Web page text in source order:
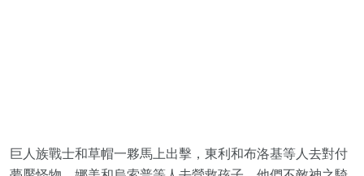
巨人族戰士和草帽一夥馬上出擊，東利和布洛基等人去對付